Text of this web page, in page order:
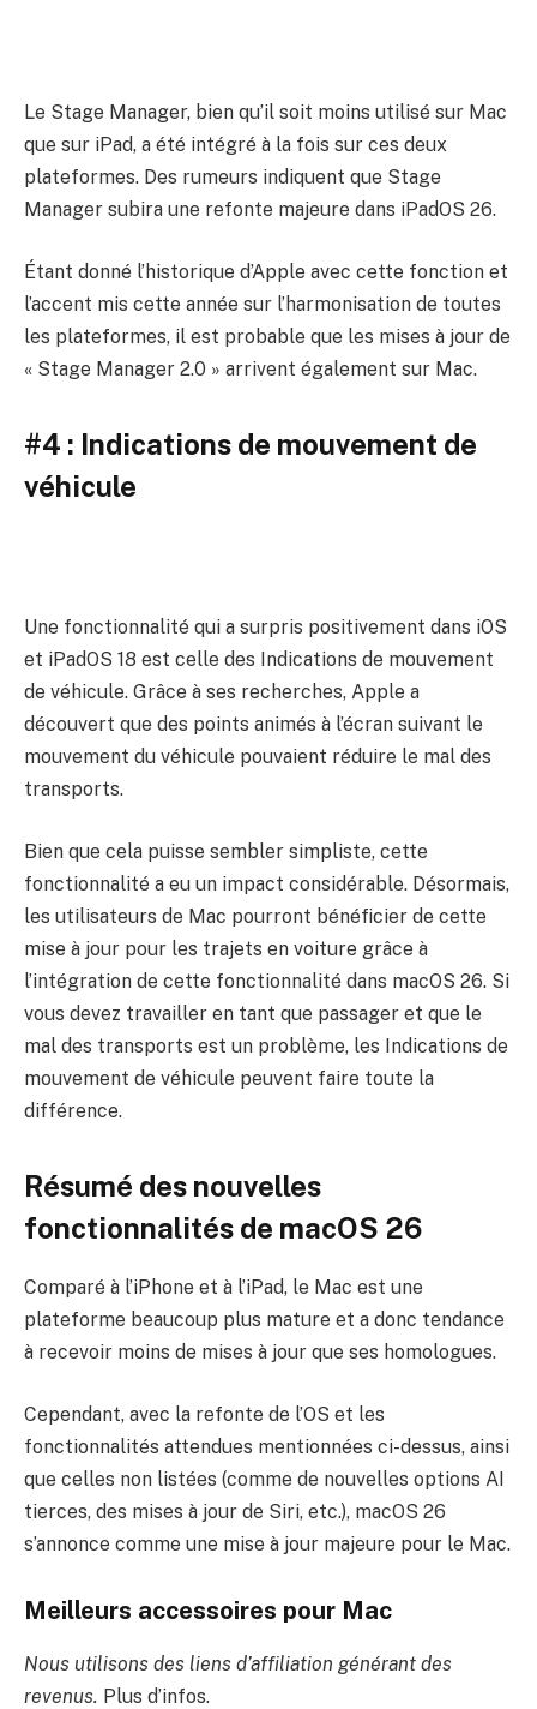
Le Stage Manager, bien qu’il soit moins utilisé sur Mac
que sur iPad, a été intégré à la fois sur ces deux
plateformes. Des rumeurs indiquent que Stage
Manager subira une refonte majeure dans iPadOS 26.
Étant donné l’historique d’Apple avec cette fonction et
l’accent mis cette année sur l’harmonisation de toutes
les plateformes, il est probable que les mises à jour de
« Stage Manager 2.0 » arrivent également sur Mac.
#4 : Indications de mouvement de
véhicule
Une fonctionnalité qui a surpris positivement dans iOS
et iPadOS 18 est celle des Indications de mouvement
de véhicule. Grâce à ses recherches, Apple a
découvert que des points animés à l’écran suivant le
mouvement du véhicule pouvaient réduire le mal des
transports.
Bien que cela puisse sembler simpliste, cette
fonctionnalité a eu un impact considérable. Désormais,
les utilisateurs de Mac pourront bénéficier de cette
mise à jour pour les trajets en voiture grâce à
l’intégration de cette fonctionnalité dans macOS 26. Si
vous devez travailler en tant que passager et que le
mal des transports est un problème, les Indications de
mouvement de véhicule peuvent faire toute la
différence.
Résumé des nouvelles
fonctionnalités de macOS 26
Comparé à l’iPhone et à l’iPad, le Mac est une
plateforme beaucoup plus mature et a donc tendance
à recevoir moins de mises à jour que ses homologues.
Cependant, avec la refonte de l’OS et les
fonctionnalités attendues mentionnées ci-dessus, ainsi
que celles non listées (comme de nouvelles options AI
tierces, des mises à jour de Siri, etc.), macOS 26
s’annonce comme une mise à jour majeure pour le Mac.
Meilleurs accessoires pour Mac
Nous utilisons des liens d’affiliation générant des
revenus. Plus d’infos.